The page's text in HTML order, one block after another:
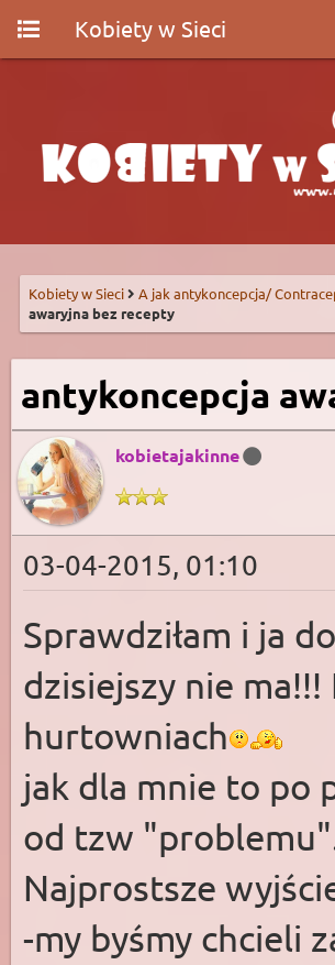
Kobiety w Sieci
Kobiety w Sieci A jak antykoncepcja/
awaryjna bez recepty
antykoncepcja
kobietajakinne
03-04-2015, 01:10
Sprawdziłam i ja
dzisiejszy nie
hurtowniach
jak dla mnie to po
od tzw
Najprostsze
-my byśmy chcieli